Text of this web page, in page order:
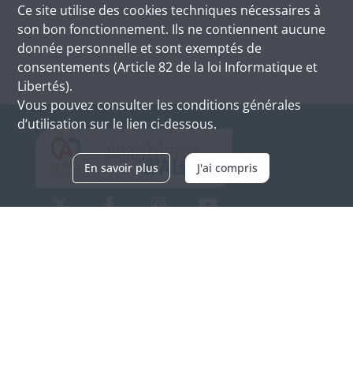
Ce site utilise des cookies techniques nécessaires à
son bon fonctionnement. Ils ne contiennent aucune
donnée personnelle et sont exemptés de
consentements (Article 82 de la loi Informatique et
Libertés).
Vous pouvez consulter les conditions générales
d’utilisation sur le lien ci-dessous.
En savoir plus J'ai compris